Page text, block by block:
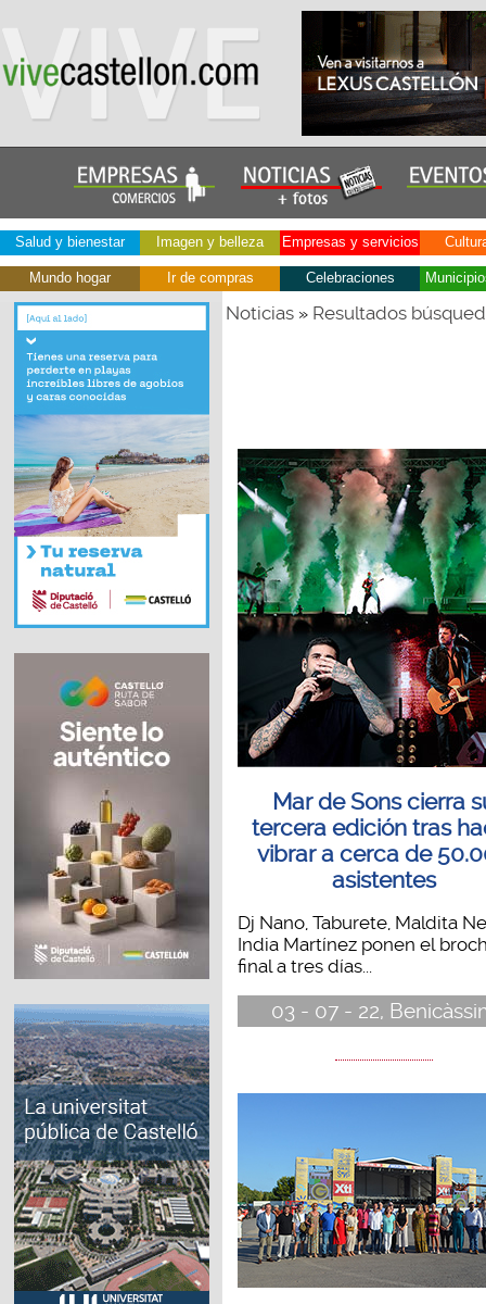
Salud y bienestar Imagen y belleza Empresas y servicios
Mundo hogar Ir de compras Celebraciones
Noticias» Resultados
Mar de Sons cierra
tercera edición tras
vibrar a cerca de
asistentes
Dj Nano, Taburete, Maldita
India Martínez ponen el
final a tres días...
03 - 07 - 22,